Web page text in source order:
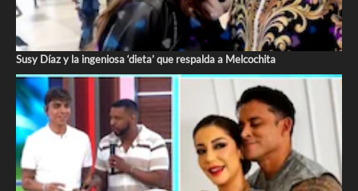
Susy Díaz y la ingeniosa ‘dieta’ que respalda a Melcochita